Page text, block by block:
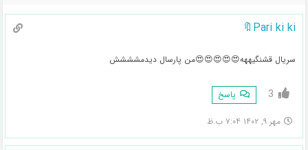
Pari ki ki🔖
سریال قشنگیههه😍😍😍😍😍من پارسال دیدمشششش
3 پاسخ
مهر ۹, ۱۴۰۲ ۷:۰۴ ب.ظ